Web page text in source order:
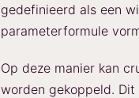
gedefinieerd als een
parameterformule
Op deze manier kan
worden gekoppeld.